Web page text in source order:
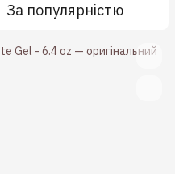
За популярністю